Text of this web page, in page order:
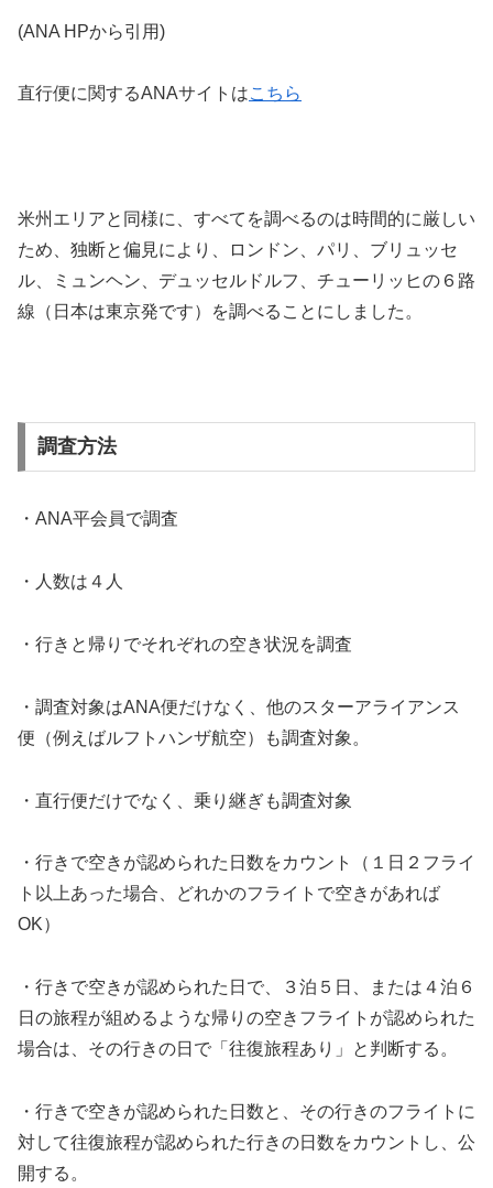
(ANA HPから引用)
直行便に関するANAサイトはこちら
米州エリアと同様に、すべてを調べるのは時間的に厳しい
ため、独断と偏見により、ロンドン、パリ、ブリュッセ
ル、ミュンヘン、デュッセルドルフ、チューリッヒの６路
線（日本は東京発です）を調べることにしました。
調査方法
・ANA平会員で調査
・人数は４人
・行きと帰りでそれぞれの空き状況を調査
・調査対象はANA便だけなく、他のスターアライアンス
便（例えばルフトハンザ航空）も調査対象。
・直行便だけでなく、乗り継ぎも調査対象
・行きで空きが認められた日数をカウント（１日２フライ
ト以上あった場合、どれかのフライトで空きがあれば
OK）
・行きで空きが認められた日で、３泊５日、または４泊６
日の旅程が組めるような帰りの空きフライトが認められた
場合は、その行きの日で「往復旅程あり」と判断する。
・行きで空きが認められた日数と、その行きのフライトに
対して往復旅程が認められた行きの日数をカウントし、公
開する。